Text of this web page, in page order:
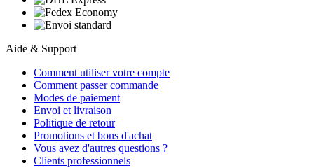
Aide & Support
Comment utiliser votre compte
Comment passer commande
Modes de paiement
Envoi et livraison
Politique de retour
Promotions et bons d'achat
Vous avez d'autres questions ?
Clients professionnels